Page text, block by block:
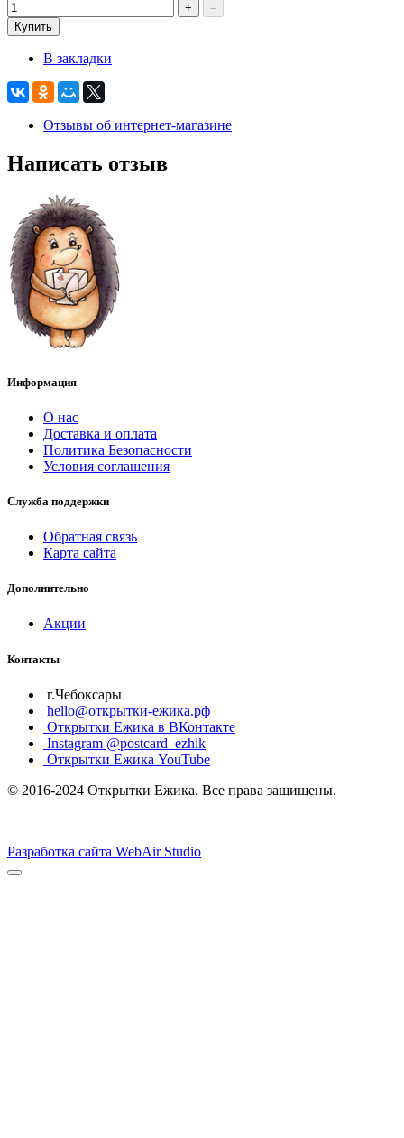
+
–
Купить
В закладки
Отзывы об интернет-магазине
Написать отзыв
Информация
О нас
Доставка и оплата
Политика Безопасности
Условия соглашения
Служба поддержки
Обратная связь
Карта сайта
Дополнительно
Акции
Контакты
г.Чебоксары
hello@открытки-ежика.рф
Открытки Ежика в ВКонтакте
Instagram @postcard_ezhik
Открытки Ежика YouTube
© 2016-2024 Открытки Ежика. Все права защищены.
Разработка сайта WebAir Studio